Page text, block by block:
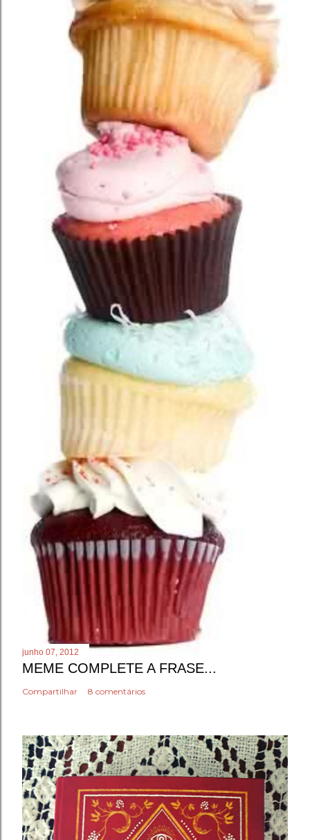
junho 07, 2012
MEME COMPLETE A FRASE...
Compartilhar 8 comentários